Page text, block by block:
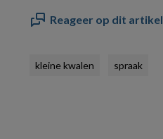
Reageer op dit artikel
kleine kwalen spraak